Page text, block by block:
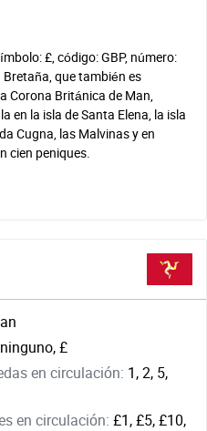
£, código: GBP, número:
que también es
Corona Británica de Man,
en la isla de Santa Elena, la isla
Cugna, las Malvinas y en
cien peniques.
ninguno, £
en circulación: 1, 2, 5,
en circulación: £1, £5, £10,